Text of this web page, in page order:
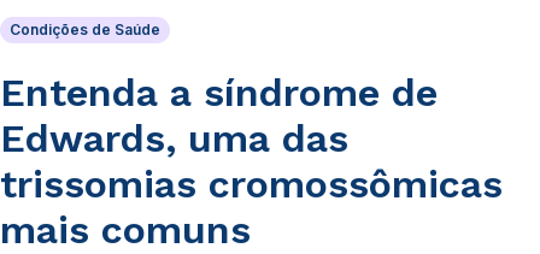
Condições de Saúde
Entenda a síndrome de
Edwards, uma das
trissomias cromossômicas
mais comuns